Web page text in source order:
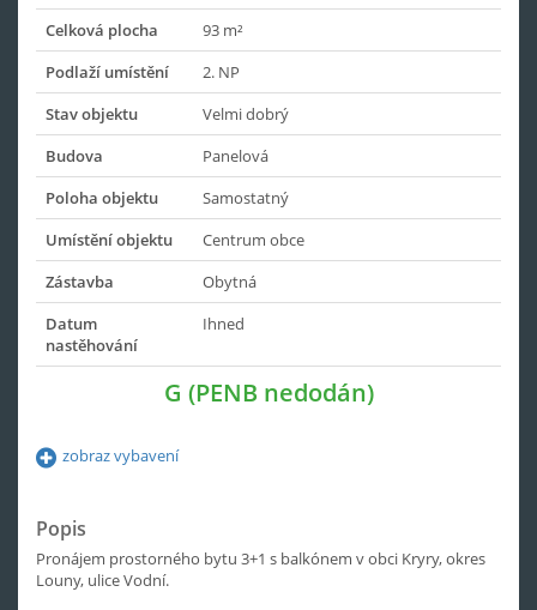
Celková plocha
93 m²
Podlaží umístění
2. NP
Stav objektu
Velmi dobrý
Budova
Panelová
Poloha objektu
Samostatný
Umístění objektu
Centrum obce
Zástavba
Obytná
Datum
nastěhování
Ihned
G (PENB nedodán)
zobraz vybavení
Popis
Pronájem prostorného bytu 3+1 s balkónem v obci Kryry, okres
Louny, ulice Vodní.